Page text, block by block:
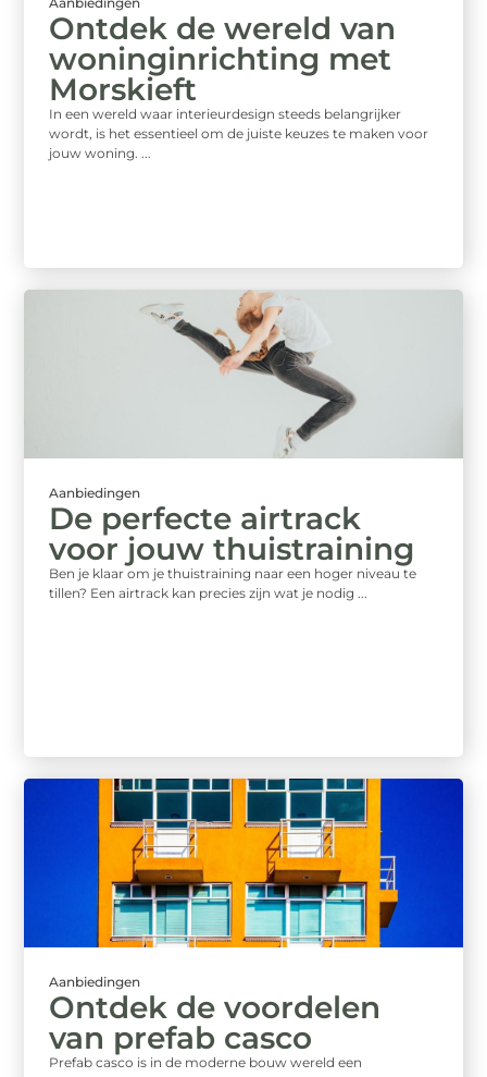
Ontdek de wereld van
woninginrichting met
Morskieft
In een wereld waar interieurdesign steeds belangrijker
wordt, is het essentieel om de juiste keuzes te maken voor
jouw woning. ...
Aanbiedingen
De perfecte airtrack
voor jouw thuistraining
Ben je klaar om je thuistraining naar een hoger niveau te
tillen? Een airtrack kan precies zijn wat je nodig ...
Aanbiedingen
Ontdek de voordelen
van prefab casco
Prefab casco is in de moderne bouw wereld een